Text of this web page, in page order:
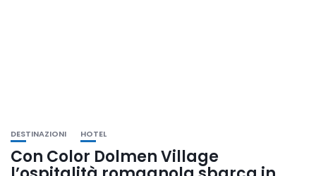
DESTINAZIONI HOTEL
Con Color Dolmen Village